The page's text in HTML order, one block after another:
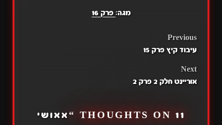
מגה: פרק 16
POST
Previous
עיבוד קיץ פרק 15
Next
אוריינט חלק 2 פרק 2
11 THOUGHTS ON “
אאושי